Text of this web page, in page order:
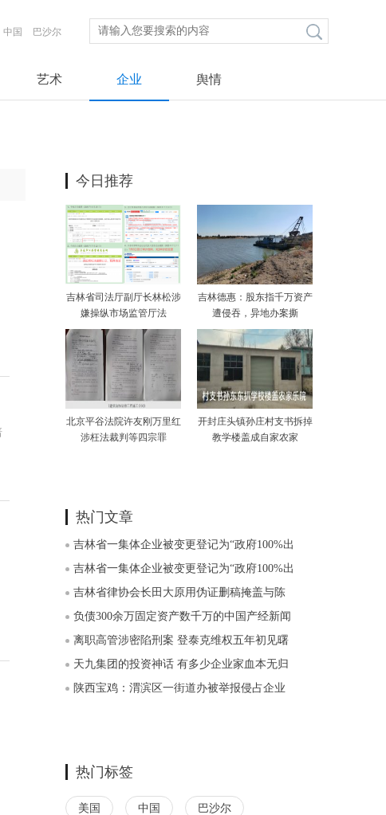
中国 巴沙尔
艺术 企业 舆情
今日推荐
吉林省司法厅副厅长林松涉
嫌操纵市场监管厅法
吉林德惠：股东指千万资产
遭侵吞，异地办案撕
北京平谷法院许友刚万里红
涉枉法裁判等四宗罪
开封庄头镇孙庄村支书拆掉
教学楼盖成自家农家
热门文章
吉林省一集体企业被变更登记为“政府100%出
吉林省一集体企业被变更登记为“政府100%出
吉林省律协会长田大原用伪证删稿掩盖与陈
负债300余万固定资产数千万的中国产经新闻
离职高管涉密陷刑案 登泰克维权五年初见曙
天九集团的投资神话 有多少企业家血本无归
陕西宝鸡：渭滨区一街道办被举报侵占企业
热门标签
美国 中国 巴沙尔